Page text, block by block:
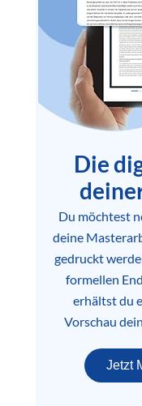
Die
Du möchtest
deine
gedruckt
formellen
erhältst du
Vorschau
Jetzt